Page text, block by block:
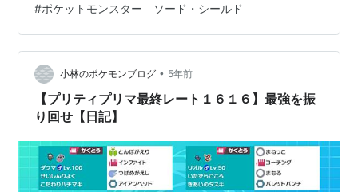
機ELモデルはスタンドも白いですが
#ポケットモンスター ソード・シールド
小林のポケモンブログ • 5年前
【プリティプリマ最終レート１６１６】最強を振
り回せ【日記】